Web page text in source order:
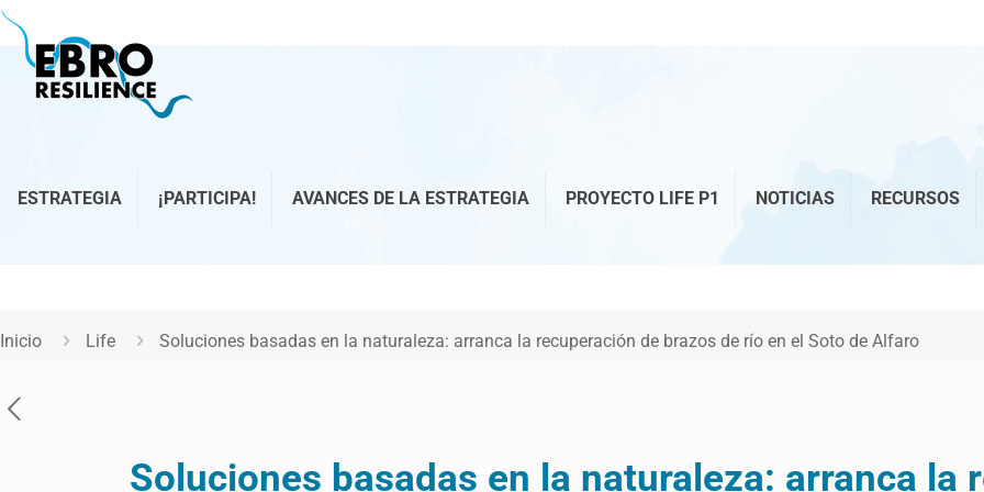
ESTRATEGIA ¡PARTICIPA! AVANCES DE LA ESTRATEGIA PROYECTO LIFE P1 NOTICIAS RECURSOS
Inicio Life Soluciones basadas en la naturaleza: arranca la recuperación de brazos de río en el Soto de Alfaro
Soluciones basadas en la naturaleza: arranca la